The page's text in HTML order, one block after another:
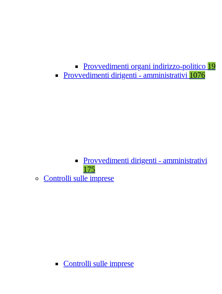
Provvedimenti organi indirizzo-politico 19
Provvedimenti dirigenti - amministrativi 1076
Provvedimenti dirigenti - amministrativi
175
Controlli sulle imprese
Controlli sulle imprese